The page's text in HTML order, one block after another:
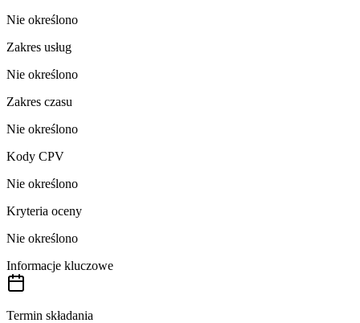
Nie określono
Zakres usług
Nie określono
Zakres czasu
Nie określono
Kody CPV
Nie określono
Kryteria oceny
Nie określono
Informacje kluczowe
Termin składania